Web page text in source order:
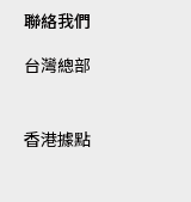
聯絡我們
台灣總部
香港據點